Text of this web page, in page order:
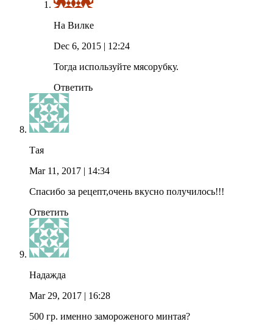
На Вилке
Dec 6, 2015 | 12:24
Тогда используйте мясорубку.
Ответить
Тая
Mar 11, 2017 | 14:34
Спасибо за рецепт,очень вкусно получилось!!!
Ответить
Надажда
Mar 29, 2017 | 16:28
500 гр. именно замороженого минтая?